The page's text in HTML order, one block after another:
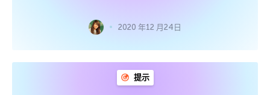
2020 年12 月24日
提示